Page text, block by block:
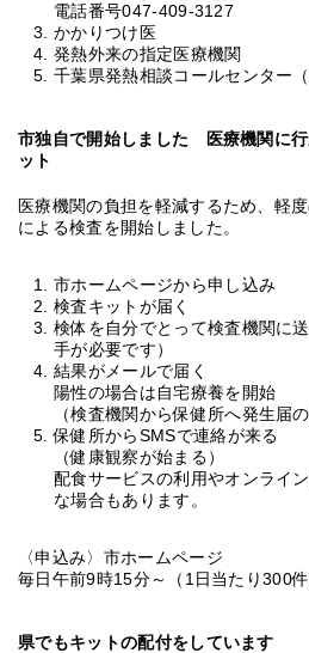
電話番号047-409-3127
かかりつけ医
発熱外来の指定医療機関
千葉県発熱相談コールセンター
市独自で開始しました 医療機関に
ット
医療機関の負担を軽減するため、軽
による検査を開始しました。
市ホームページから申し込み
検査キットが届く
検体を自分でとって検査機関に
手が必要です）
結果がメールで届く
陽性の場合は自宅療養を開始
（検査機関から保健所へ発生届の
保健所からSMSで連絡が来る
（健康観察が始まる）
配食サービスの利用やオンライ
な場合もあります。
〈申込み〉市ホームページ
毎日午前9時15分～（1日当たり300件
県でもキットの配付をしています